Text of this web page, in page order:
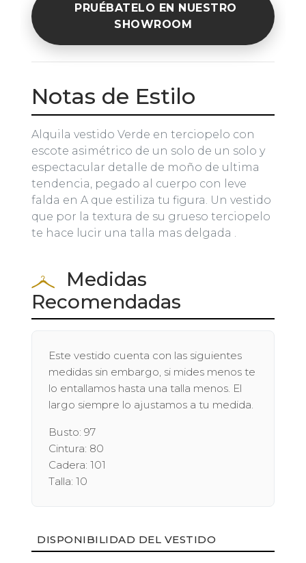
PRUÉBATELO EN NUESTRO
SHOWROOM
Notas de Estilo
Alquila vestido Verde en terciopelo con
escote asimétrico de un solo de un solo y
espectacular detalle de moño de ultima
tendencia, pegado al cuerpo con leve
falda en A que estiliza tu figura. Un vestido
que por la textura de su grueso terciopelo
te hace lucir una talla mas delgada .
Medidas
Recomendadas
Este vestido cuenta con las siguientes
medidas sin embargo, si mides menos te
lo entallamos hasta una talla menos. El
largo siempre lo ajustamos a tu medida.
Busto: 97
Cintura: 80
Cadera: 101
Talla: 10
DISPONIBILIDAD DEL VESTIDO